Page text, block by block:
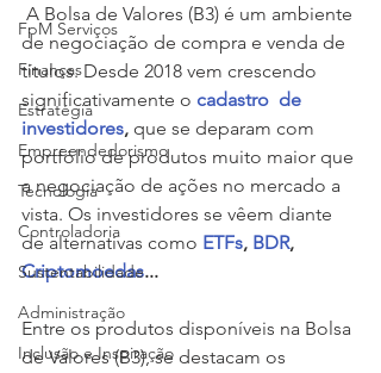
FpM Serviços
Finanças
Estratégia
Empreendedorismo
Tecnologia
Controladoria
Sustentabilidade
Administração
Inclusão e Inspiração
de negociação de compra e venda de
títulos. Desde 2018 vem crescendo
significativamente o cadastro  de
investidores, que se deparam com
portfólio de produtos muito maior que
a negociação de ações no mercado a
vista. Os investidores se vêem diante
de alternativas como ETFs, BDR,
Criptomoedas...
Entre os produtos disponíveis na Bolsa
de Valores (B3), se destacam os